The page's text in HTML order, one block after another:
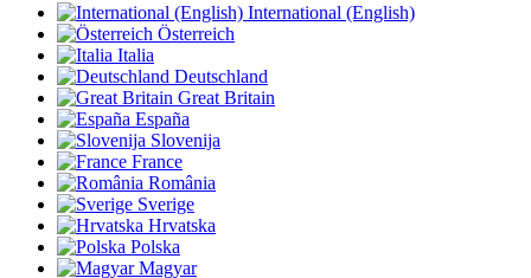
International (English)
Österreich
Italia
Deutschland
Great Britain
España
Slovenija
France
România
Sverige
Hrvatska
Polska
Magyar